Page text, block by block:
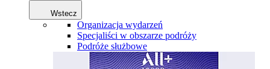
Wstecz
Organizacja wydarzeń
Specjaliści w obszarze podróży
Podróże służbowe